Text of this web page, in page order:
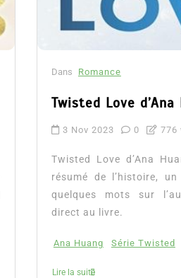
Dans Romance
Twisted Love d’Ana
3 Nov 2023 0 776
Twisted Love d’Ana
résumé de l’histoire,
quelques mots sur
direct au livre.
Ana Huang Série Twisted
Lire la suite